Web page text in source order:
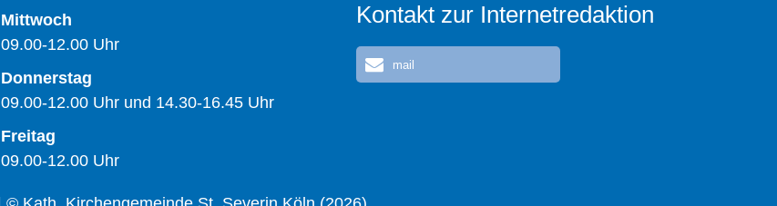
Mittwoch
09.00-12.00 Uhr
Donnerstag
09.00-12.00 Uhr und 14.30-16.45 Uhr
Freitag
09.00-12.00 Uhr
Kontakt zur Internetredaktion
mail